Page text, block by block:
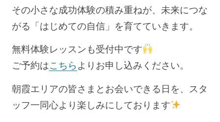
その小さな成功体験の積み重ねが、未来につな
がる「はじめての自信」を育てていきます。
無料体験レッスンも受付中です
ご予約はこちら よりお申し込みください。
朝霞エリアの皆さまとお会いできる日を、スタ
ッフ一同心より楽しみにしております